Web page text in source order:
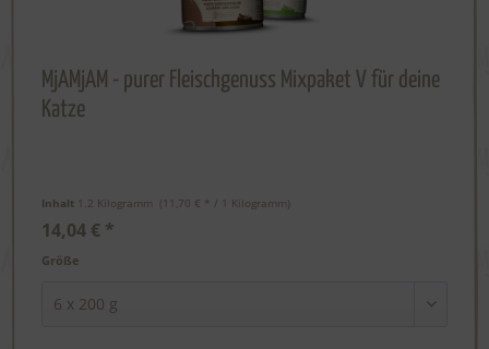
MjAMjAM - purer Fleischgenuss Mixpaket V für deine
Katze
Inhalt 1.2 Kilogramm (11,70 € * / 1 Kilogramm)
14,04 € *
Größe